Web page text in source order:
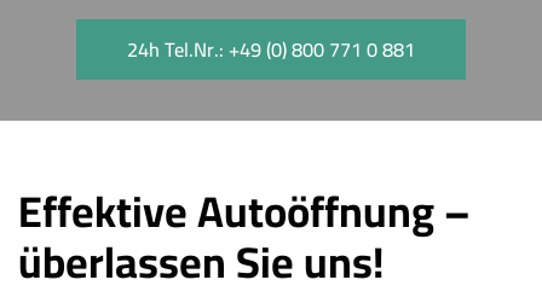
24h Tel.Nr.: +49 (0) 800 771 0 881
Effektive Autoöffnung –
überlassen Sie uns!